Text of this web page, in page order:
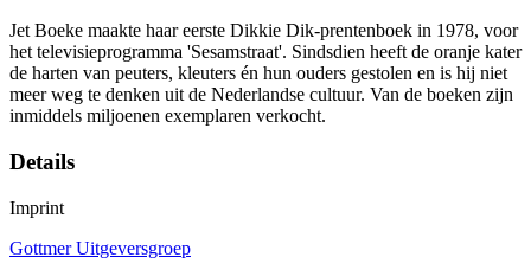
Jet Boeke maakte haar eerste Dikkie Dik-prentenboek in 1978, voor
het televisieprogramma 'Sesamstraat'. Sindsdien heeft de oranje kater
de harten van peuters, kleuters én hun ouders gestolen en is hij niet
meer weg te denken uit de Nederlandse cultuur. Van de boeken zijn
inmiddels miljoenen exemplaren verkocht.
Details
Imprint
Gottmer Uitgeversgroep